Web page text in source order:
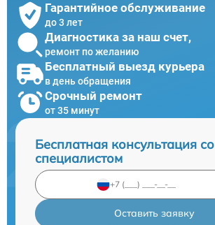
Гарантийное обслуживание
до 3 лет
Диагностика за наш счет,
ремонт по желанию
Бесплатный выезд курьера
в день обращения
Срочный ремонт
от 35 минут
Бесплатная консультация со
специалистом
Оставить заявку